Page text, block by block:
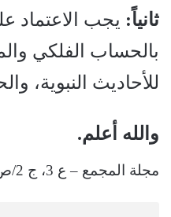
ثانياً: يجب الاعتماد
بالحساب الفلكي
للأحاديث النبوية،
والله أعلم.
مجلة المجمع – ع 3، ج 2/ص 811